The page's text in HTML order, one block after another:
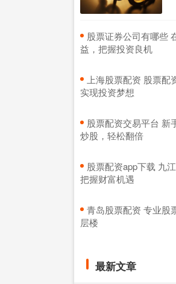
股票证券公司有哪些
益，把握投资良机
上海股票配资 股票配
实现投资梦想
股票配资交易平台 新
炒股，轻松翻倍
股票配资app下载 九
把握财富机遇
青岛股票配资 专业股
层楼
最新文章